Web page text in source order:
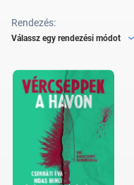
Rendezés:
Válassz egy rendezési módot